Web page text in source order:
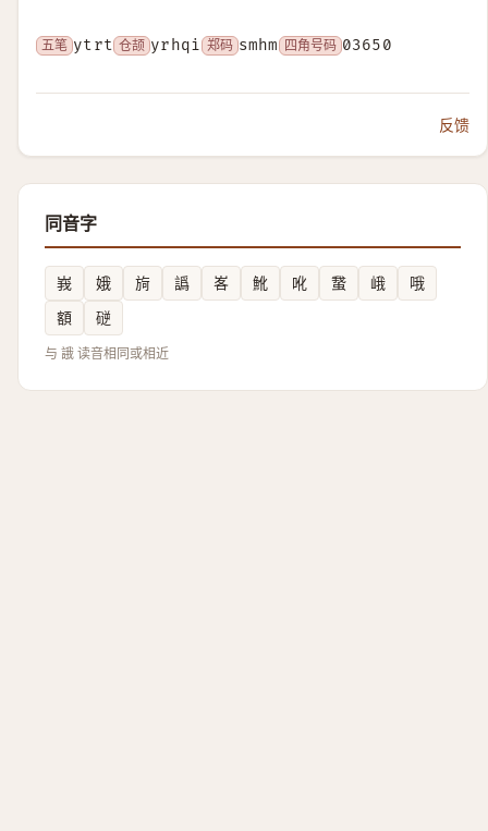
五笔 ytrt 仓颉 yrhqi 郑码 smhm 四角号码 03650
反馈
同音字
峩 娥 㫊 譌 峉 魤 吪 䖸 峨
哦
額
磀
与 誐 读音相同或相近